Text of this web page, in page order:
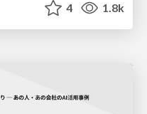
4 1.8k